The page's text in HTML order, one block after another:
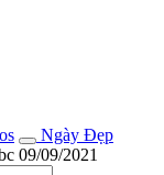
Ngày Đẹp
09/09/2021